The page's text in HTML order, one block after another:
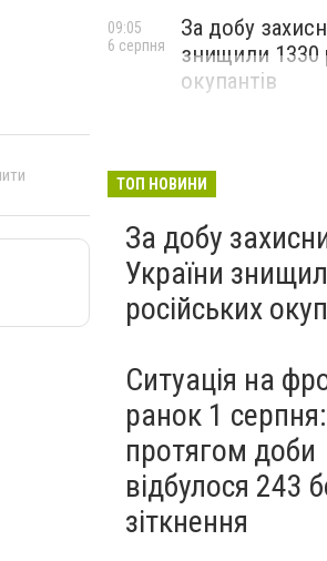
За добу
знищили 1330
окупантів
09:05
6 серпня
ТОП НОВИНИ
За добу
України
російських
Ситуація на
ранок 1 серпня:
протягом доби
відбулося 243
зіткнення